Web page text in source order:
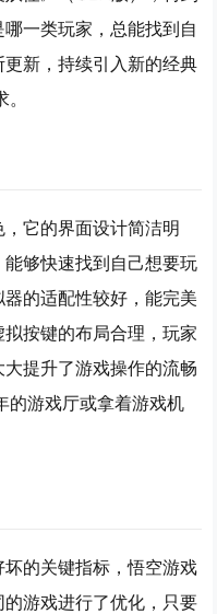
一类玩家，总能找到自
新，持续引入新的经典
它的界面设计简洁明
够快速找到自己想要玩
的适配性较好，能完美
按键的布局合理，玩家
提升了游戏操作的流畅
的游戏厅或拿着游戏机
的关键指标，悟空游戏
游戏进行了优化，只要